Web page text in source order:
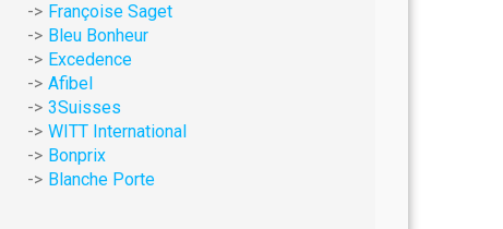
Françoise Saget
Bleu Bonheur
Excedence
Afibel
3Suisses
WITT International
Bonprix
Blanche Porte